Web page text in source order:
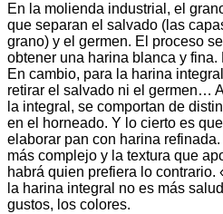
En la molienda industrial, el
que separan el salvado (las
grano) y el germen. El proceso
obtener una harina blanca y
En cambio, para la harina
retirar el salvado ni el germen…
la integral, se comportan de
en el horneado. Y lo cierto es
elaborar pan con harina
más complejo y la textura que
habrá quien prefiera lo
la harina integral no es más
gustos, los colores.